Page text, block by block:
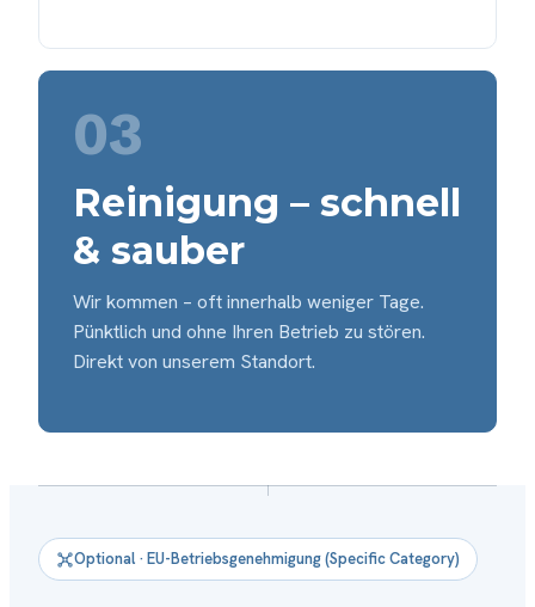
03
Reinigung – schnell
& sauber
Wir kommen – oft innerhalb weniger Tage.
Pünktlich und ohne Ihren Betrieb zu stören.
Direkt von unserem Standort.
Optional · EU-Betriebsgenehmigung (Specific Category)